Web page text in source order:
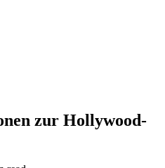
zur Hollywood-